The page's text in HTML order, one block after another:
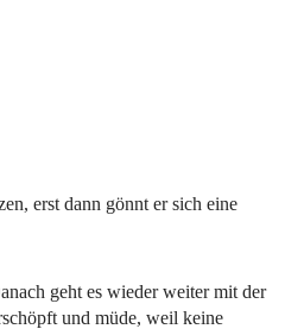
erst dann gönnt er sich eine
geht es wieder weiter mit der
und müde, weil keine